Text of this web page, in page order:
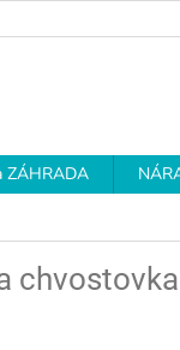
OSOBNÝCH
ZÁHRADA